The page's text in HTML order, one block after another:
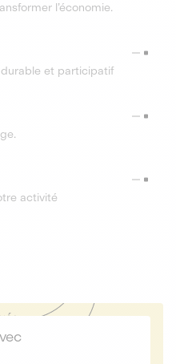
l’économie.
durable et participatif
activité